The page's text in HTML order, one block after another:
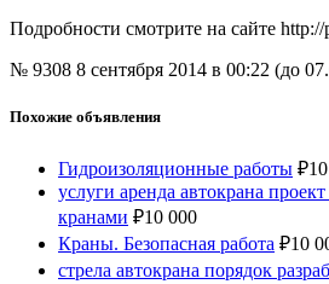
Подробности смотрите на сайте
№ 9308 8 сентября 2014 в 00:22 (до
Похожие объявления
Гидроизоляционные работы ₽10
услуги аренда автокрана
кранами ₽10 000
Краны. Безопасная работа ₽10
стрела автокрана порядок